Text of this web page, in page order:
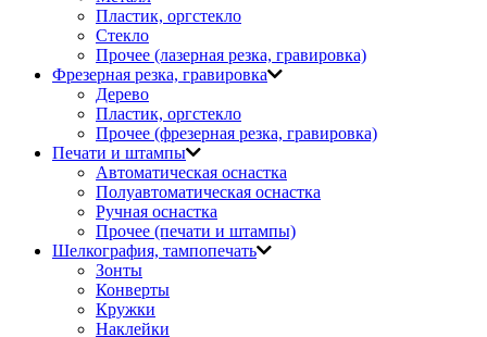
Пластик, оргстекло
Стекло
Прочее (лазерная резка, гравировка)
Фрезерная резка, гравировка
Дерево
Пластик, оргстекло
Прочее (фрезерная резка, гравировка)
Печати и штампы
Автоматическая оснастка
Полуавтоматическая оснастка
Ручная оснастка
Прочее (печати и штампы)
Шелкография, тампопечать
Зонты
Конверты
Кружки
Наклейки